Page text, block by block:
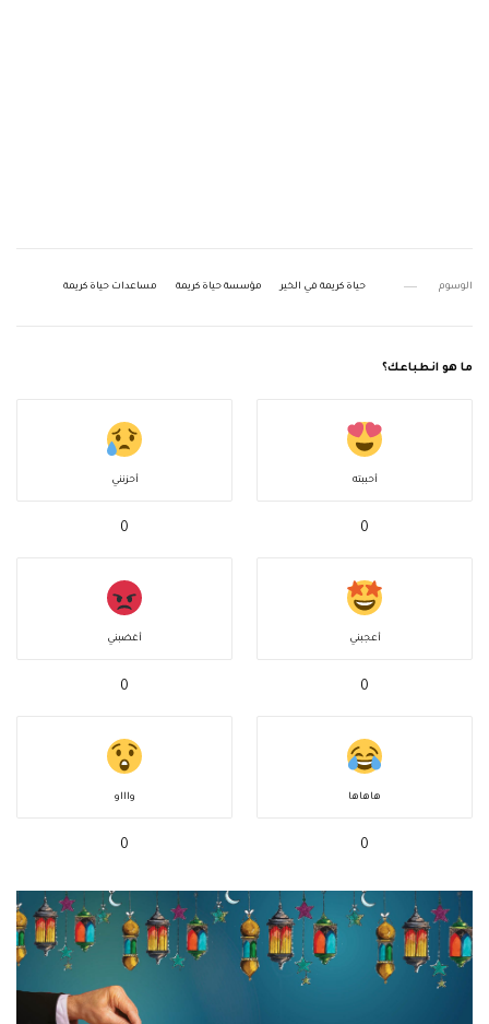
الوسوم حياة كريمة في الخير مؤسسة حياة كريمة مساعدات حياة كريمة
ما هو انطباعك؟
أحببته
0
أحزنني
0
أعجبني
0
أغضبني
0
هاهاها
0
واااو
0